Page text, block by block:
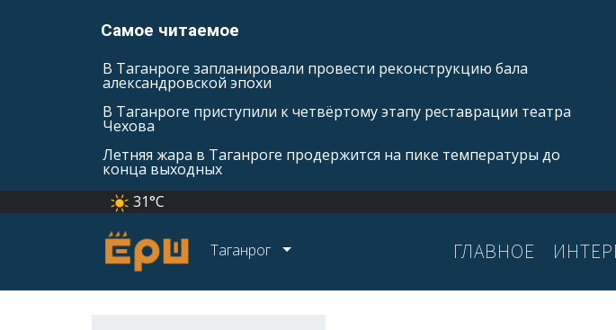
Самое читаемое
В Таганроге запланировали провести реконструкцию бала
александровской эпохи
В Таганроге приступили к четвёртому этапу реставрации театра
Чехова
Летняя жара в Таганроге продержится на пике температуры до
конца выходных
31°C
Таганрог ГЛАВНОЕ